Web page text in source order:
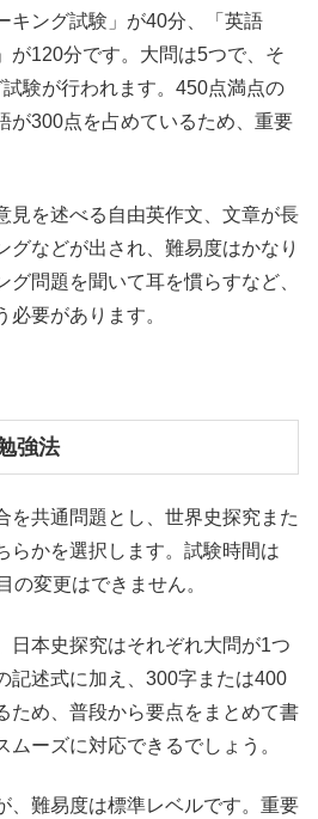
キング試験」が40分、「英語
が120分です。大問は5つで、そ
験が行われます。450点満点の
が300点を占めているため、重要
見を述べる自由英作文、文章が長
グなどが出され、難易度はかなり
問題を聞いて耳を慣らすなど、
要があります。
強法
を共通問題とし、世界史探究また
らかを選択します。試験時間は
の変更はできません。
日本史探究はそれぞれ大問が1つ
記述式に加え、300字または400
ため、普段から要点をまとめて書
ムーズに対応できるでしょう。
、難易度は標準レベルです。重要